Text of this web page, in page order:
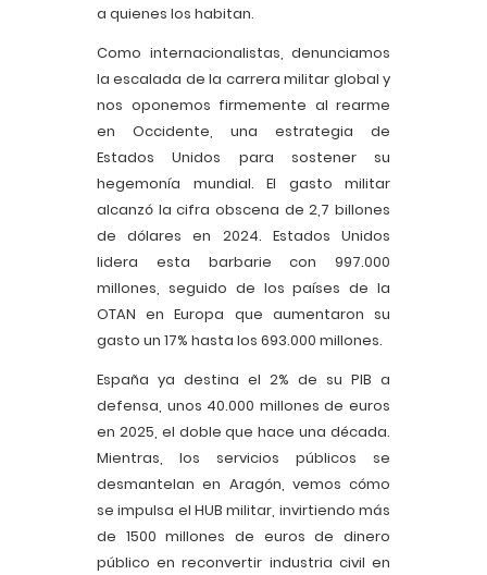
a quienes los habitan.
Como internacionalistas, denunciamos
la escalada de la carrera militar global y
nos oponemos firmemente al rearme
en Occidente, una estrategia de
Estados Unidos para sostener su
hegemonía mundial. El gasto militar
alcanzó la cifra obscena de 2,7 billones
de dólares en 2024. Estados Unidos
lidera esta barbarie con 997.000
millones, seguido de los países de la
OTAN en Europa que aumentaron su
gasto un 17% hasta los 693.000 millones.
España ya destina el 2% de su PIB a
defensa, unos 40.000 millones de euros
en 2025, el doble que hace una década.
Mientras, los servicios públicos se
desmantelan en Aragón, vemos cómo
se impulsa el HUB militar, invirtiendo más
de 1500 millones de euros de dinero
público en reconvertir industria civil en